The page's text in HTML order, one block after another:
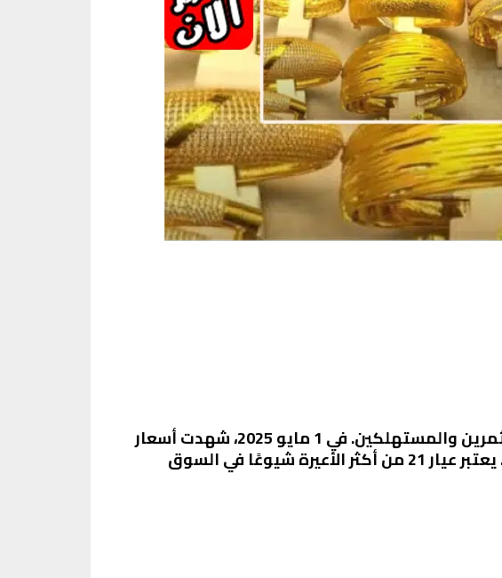
تعتبر أسعار الذهب من المؤشرات الاقتصادية الهامة التي تهم الكثير من المستثمرين والمستهلكين. في 1 مايو 2025، شهدت أسعار
الذهب تقلبات ملحوظة، حيث يتأثر سعر الذهب بعدة عوامل اقتصادية وسياسية. يعتبر عيار 21 من أكثر الأعيرة شيوعًا في السوق